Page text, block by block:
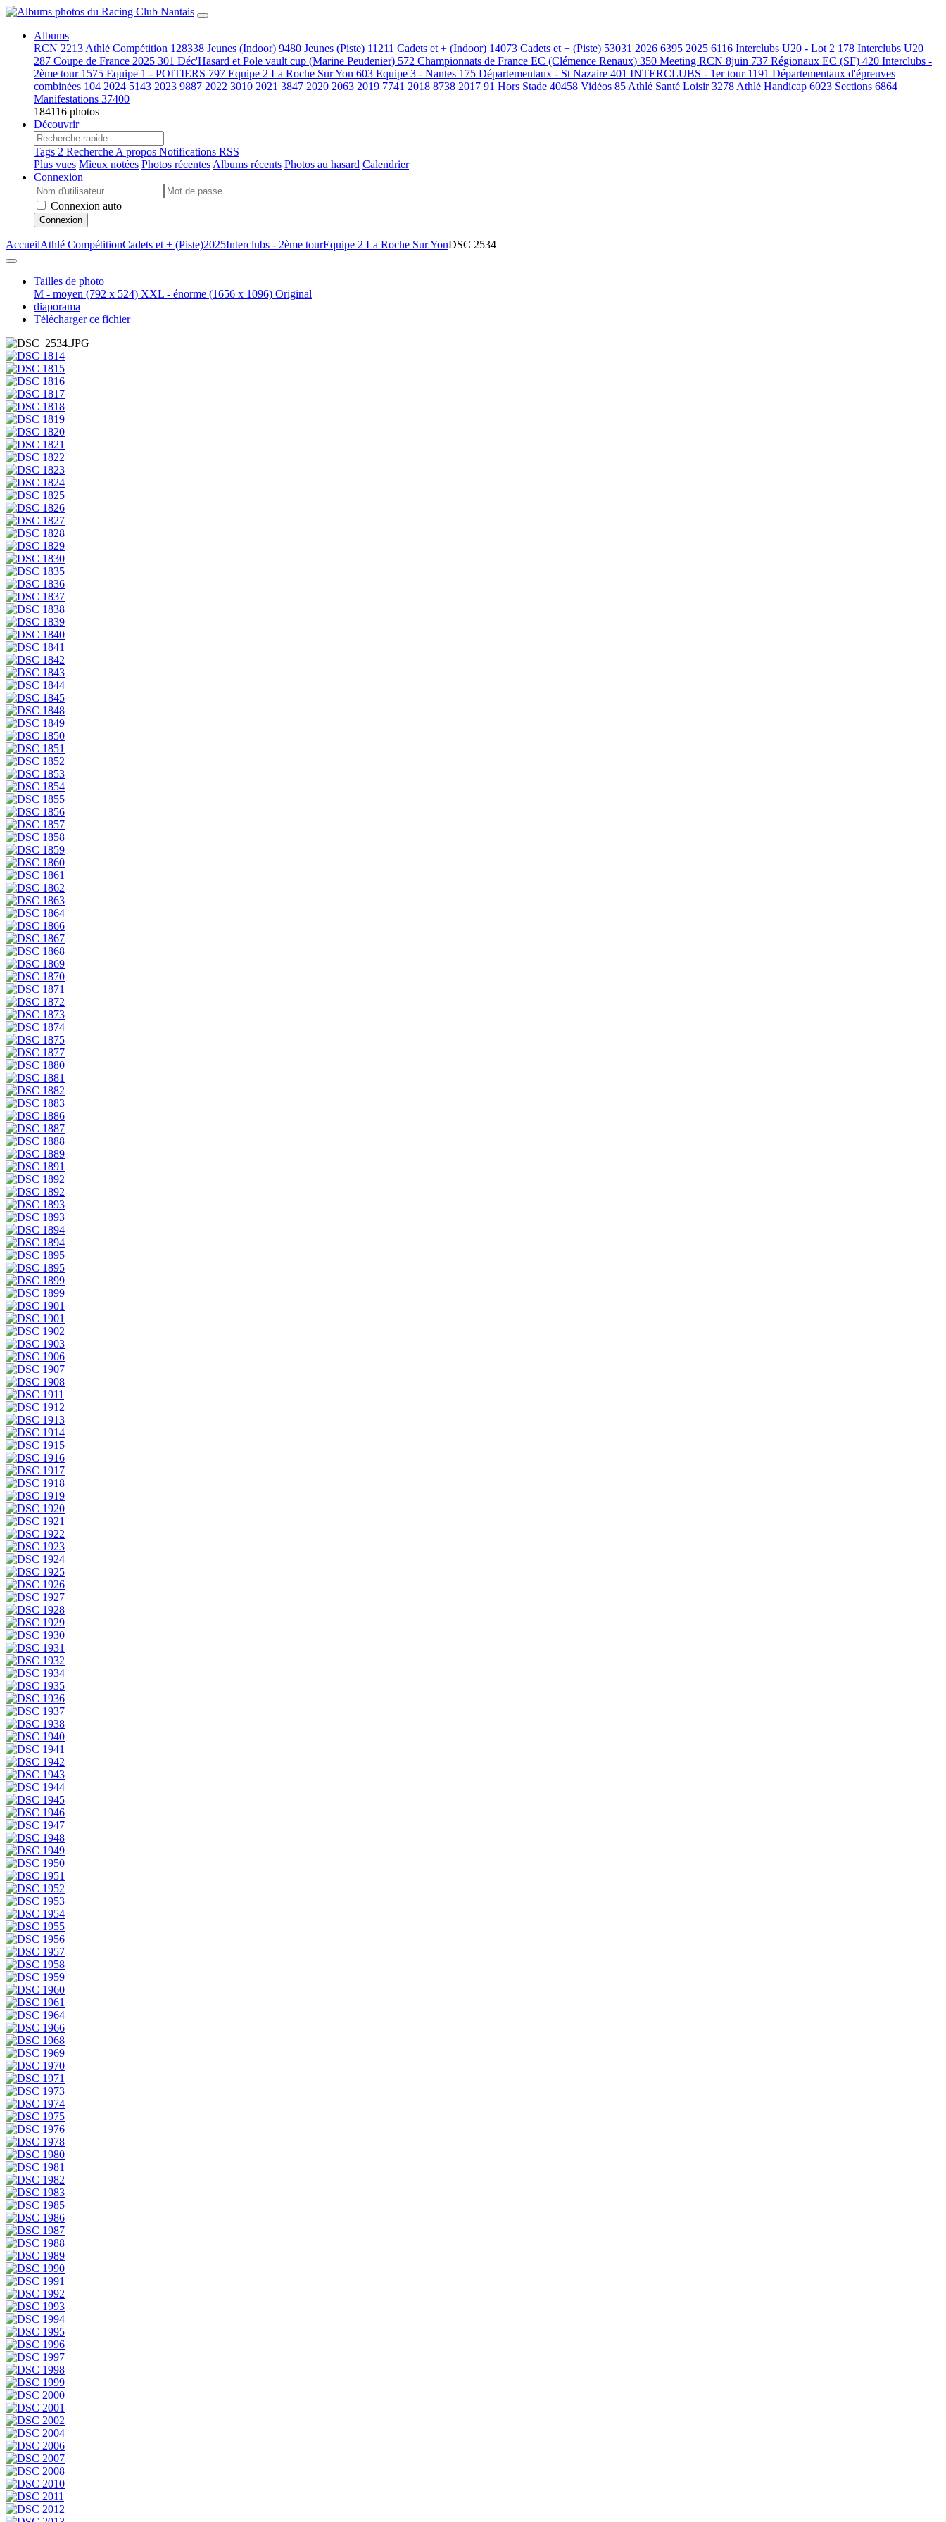
Albums
RCN 2213 Athlé Compétition 128338 Jeunes (Indoor) 9480 Jeunes (Piste) 11211 Cadets et + (Indoor) 14073 Cadets et + (Piste) 53031 2026 6395 2025 6116 Interclubs U20 - Lot 2 178 Interclubs U20
287 Coupe de France 2025 301 Déc'Hasard et Pole vault cup (Marine Peudenier) 572 Championnats de France EC (Clémence Renaux) 350 Meeting RCN 8juin 737 Régionaux EC (SF) 420 Interclubs -
2ème tour 1575 Equipe 1 - POITIERS 797 Equipe 2 La Roche Sur Yon 603 Equipe 3 - Nantes 175 Départementaux - St Nazaire 401 INTERCLUBS - 1er tour 1191 Départementaux d'épreuves
combinées 104 2024 5143 2023 9887 2022 3010 2021 3847 2020 2063 2019 7741 2018 8738 2017 91 Hors Stade 40458 Vidéos 85 Athlé Santé Loisir3278 Athlé Handicap 6023 Sections 6864
Manifestations 37400
184116 photos
Découvrir
Tags 2 Recherche A propos Notifications RSS
Plus vues Mieux notées Photos récentes Albums récents Photos au hasard Calendrier
Connexion
Connexion auto
Connexion
AccueilAthlé CompétitionCadets et + (Piste)2025Interclubs - 2ème tourEquipe 2 La Roche Sur YonDSC 2534
Tailles de photo
M - moyen (792 x 524) XXL - énorme (1656 x 1096) Original
diaporama
Télécharger ce fichier